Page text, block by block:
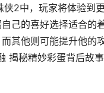
2中，玩家将体验到
己的喜好选择适合的
其他则可能提升他的
揭秘精妙彩蛋背后故事